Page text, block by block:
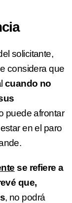
solicitante,
considera que
cuando no
puede afrontar
en el paro
se refiere a
que,
, no podrá